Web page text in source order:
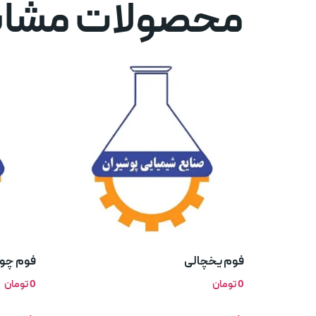
محصولات
فوم یخچالی
0تومان
فوم
0تومان